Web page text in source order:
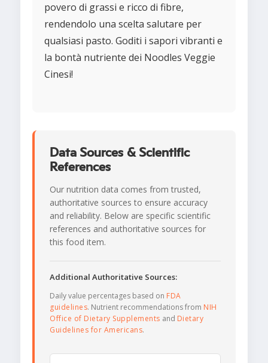
povero di grassi e ricco di fibre,
rendendolo una scelta salutare per
qualsiasi pasto. Goditi i sapori vibranti e
la bontà nutriente dei Noodles Veggie
Cinesi!
Data Sources & Scientific
References
Our nutrition data comes from trusted,
authoritative sources to ensure accuracy
and reliability. Below are specific scientific
references and authoritative sources for
this food item.
Additional Authoritative Sources:
Daily value percentages based on FDA
guidelines. Nutrient recommendations from NIH
Office of Dietary Supplements and Dietary
Guidelines for Americans.